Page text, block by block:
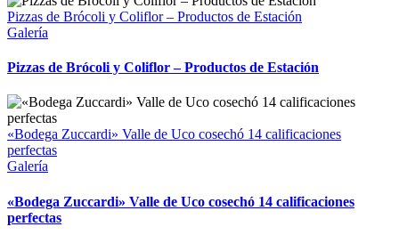
Pizzas de Brócoli y Coliflor – Productos de Estación
Galería
Pizzas de Brócoli y Coliflor – Productos de Estación
«Bodega Zuccardi» Valle de Uco cosechó 14 calificaciones
perfectas
Galería
«Bodega Zuccardi» Valle de Uco cosechó 14 calificaciones
perfectas